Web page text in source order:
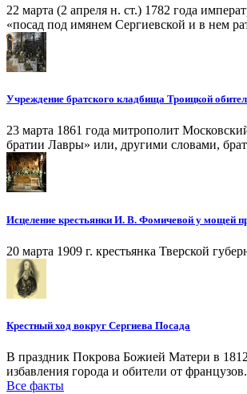
22 марта (2 апреля н. ст.) 1782 года
«посад под имянем Сергиевской и в нем
Учреждение братского кладбища Троицкой
23 марта 1861 года митрополит
братии Лавры» или, другими словами,
Исцеление крестьянки И. В. Фомичевой у мощей
20 марта 1909 г. крестьянка Тверской
Крестный ход вокруг Сергиева Посада
В праздник Покрова Божией Матери в
избавления города и обители от французов.
Все факты